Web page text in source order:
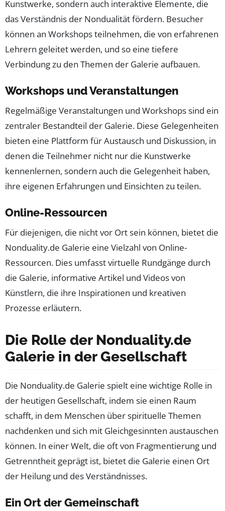
Kunstwerke, sondern auch interaktive Elemente, die
das Verständnis der Nondualität fördern. Besucher
können an Workshops teilnehmen, die von erfahrenen
Lehrern geleitet werden, und so eine tiefere
Verbindung zu den Themen der Galerie aufbauen.
Workshops und Veranstaltungen
Regelmäßige Veranstaltungen und Workshops sind ein
zentraler Bestandteil der Galerie. Diese Gelegenheiten
bieten eine Plattform für Austausch und Diskussion, in
denen die Teilnehmer nicht nur die Kunstwerke
kennenlernen, sondern auch die Gelegenheit haben,
ihre eigenen Erfahrungen und Einsichten zu teilen.
Online-Ressourcen
Für diejenigen, die nicht vor Ort sein können, bietet die
Nonduality.de Galerie eine Vielzahl von Online-
Ressourcen. Dies umfasst virtuelle Rundgänge durch
die Galerie, informative Artikel und Videos von
Künstlern, die ihre Inspirationen und kreativen
Prozesse erläutern.
Die Rolle der Nonduality.de
Galerie in der Gesellschaft
Die Nonduality.de Galerie spielt eine wichtige Rolle in
der heutigen Gesellschaft, indem sie einen Raum
schafft, in dem Menschen über spirituelle Themen
nachdenken und sich mit Gleichgesinnten austauschen
können. In einer Welt, die oft von Fragmentierung und
Getrenntheit geprägt ist, bietet die Galerie einen Ort
der Heilung und des Verständnisses.
Ein Ort der Gemeinschaft